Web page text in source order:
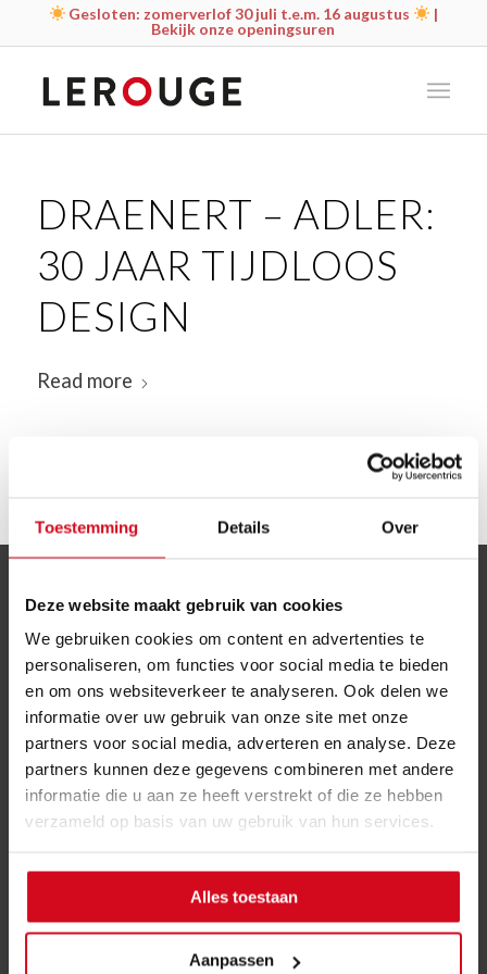
Toestemming Details Over
Deze website maakt gebruik van cookies
We gebruiken cookies om content en advertenties te
personaliseren, om functies voor social media te bieden
en om ons websiteverkeer te analyseren. Ook delen we
informatie over uw gebruik van onze site met onze
partners voor social media, adverteren en analyse. Deze
partners kunnen deze gegevens combineren met andere
informatie die u aan ze heeft verstrekt of die ze hebben
verzameld op basis van uw gebruik van hun services.
Alles toestaan
Aanpassen
Gesloten: zomerverlof 30 juli t.e.m. 16 augustus
|
Bekijk onze openingsuren
DRAENERT – ADLER:
30 JAAR TIJDLOOS
DESIGN
Read more
LEROUGE MEUBELEN
Min. Liebaertlaan 33D
8500 Kortrijk
T056/20 50 80
luc@lerouge.be
Vrij bezoek: elke dag van 14u-18u